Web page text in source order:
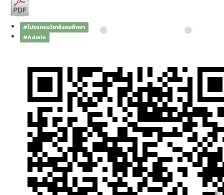
#โปรแกรมวิชาสังคมศึกษา
#Admin
❅ ❅